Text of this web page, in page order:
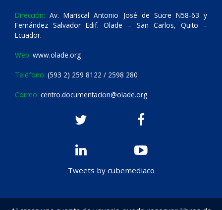
Dirección: Av. Mariscal Antonio José de Sucre N58-63 y
Fernández Salvador Edif. Olade – San Carlos, Quito –
Ecuador.
Web: www.olade.org
Teléfono: (593 2) 259 8122 / 2598 280
Correo: centro.documentacion@olade.org
Tweets by cubemediaco